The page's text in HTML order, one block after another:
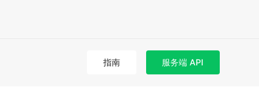
指南 服务端 API